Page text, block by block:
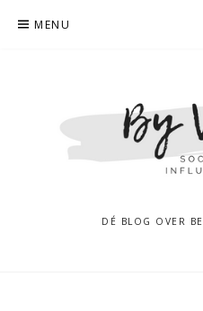
MENU
DÉ BLOG OVER